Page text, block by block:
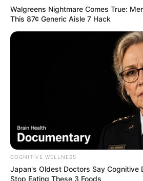
Walgreens Nightmare Comes True:
This 87¢ Generic Aisle 7 Hack
COGNITIVE WELLNESS
Japan's Oldest Doctors Say Cognitive
Stop Eating These 3 Foods